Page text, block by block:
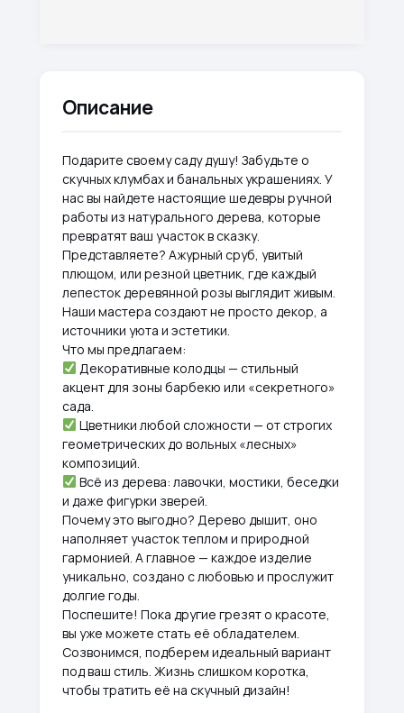
Описание
Подарите своему саду душу! Забудьте о
скучных клумбах и банальных украшениях. У
нас вы найдете настоящие шедевры ручной
работы из натурального дерева, которые
превратят ваш участок в сказку.
Представляете? Ажурный сруб, увитый
плющом, или резной цветник, где каждый
лепесток деревянной розы выглядит живым.
Наши мастера создают не просто декор, а
источники уюта и эстетики.
Что мы предлагаем:
Декоративные колодцы — стильный
акцент для зоны барбекю или «секретного»
сада.
Цветники любой сложности — от строгих
геометрических до вольных «лесных»
композиций.
Всё из дерева: лавочки, мостики, беседки
и даже фигурки зверей.
Почему это выгодно? Дерево дышит, оно
наполняет участок теплом и природной
гармонией. А главное — каждое изделие
уникально, создано с любовью и прослужит
долгие годы.
Поспешите! Пока другие грезят о красоте,
вы уже можете стать её обладателем.
Созвонимся, подберем идеальный вариант
под ваш стиль. Жизнь слишком коротка,
чтобы тратить её на скучный дизайн!